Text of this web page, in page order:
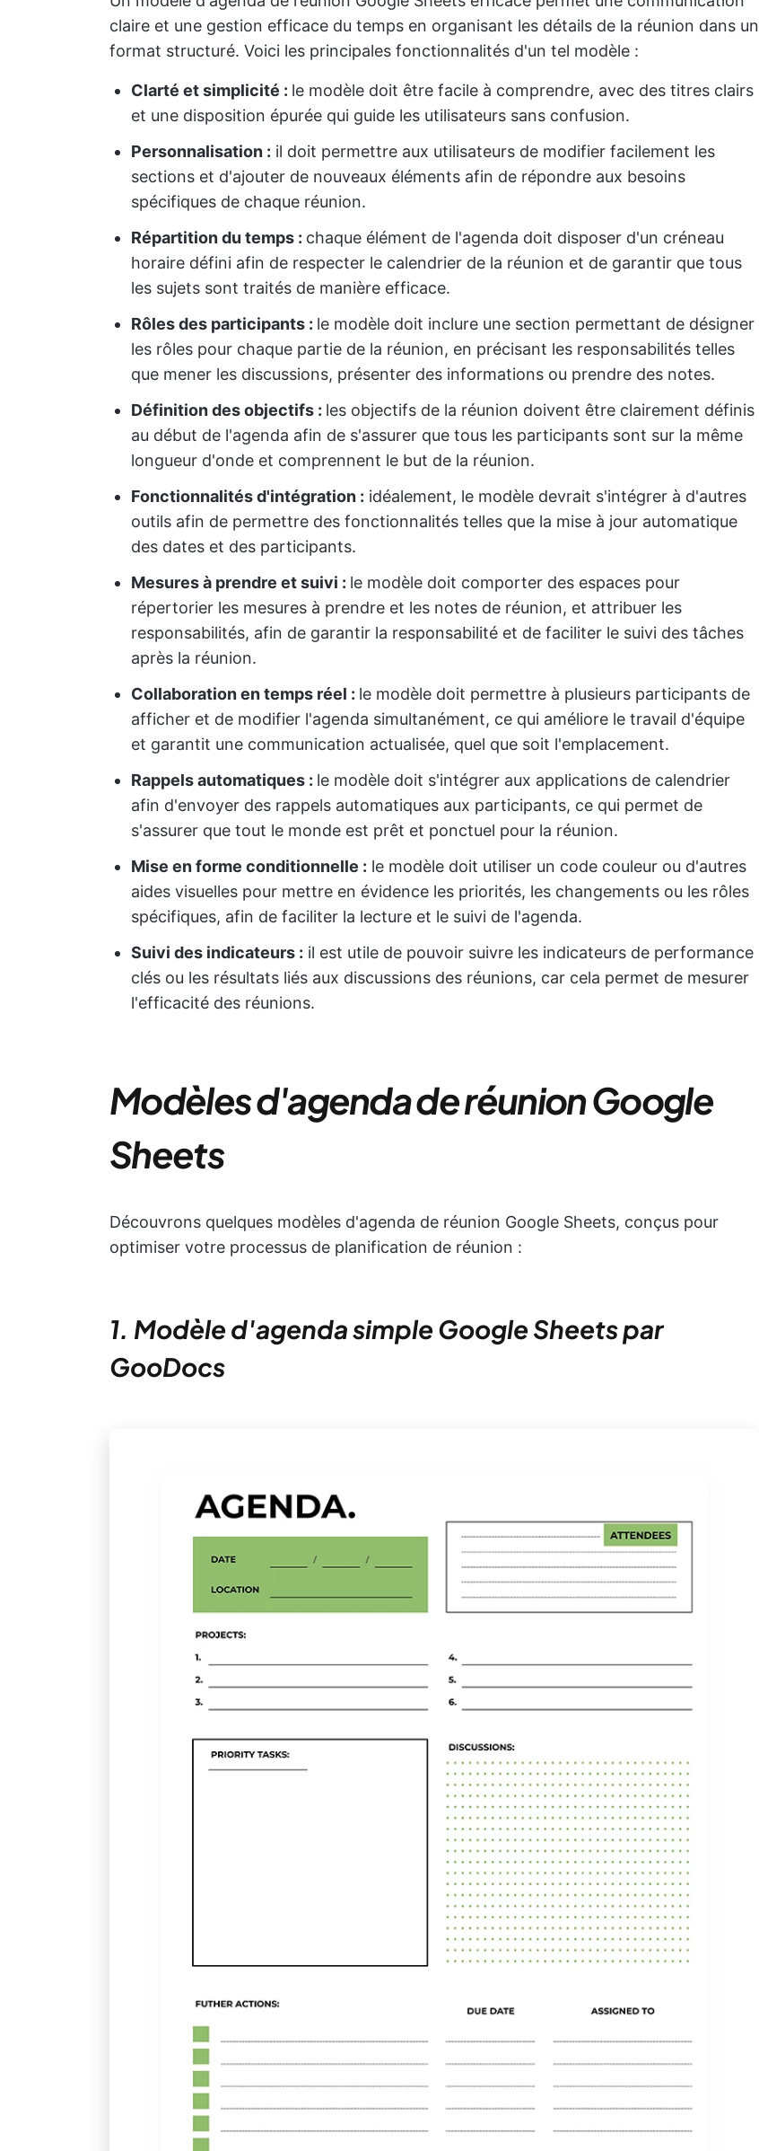
claire et une gestion efficace du temps en organisant les détails de la réunion dans un
format structuré. Voici les principales fonctionnalités d'un tel modèle :
Clarté et simplicité : le modèle doit être facile à comprendre, avec des titres clairs
et une disposition épurée qui guide les utilisateurs sans confusion.
Personnalisation : il doit permettre aux utilisateurs de modifier facilement les
sections et d'ajouter de nouveaux éléments afin de répondre aux besoins
spécifiques de chaque réunion.
Répartition du temps : chaque élément de l'agenda doit disposer d'un créneau
horaire défini afin de respecter le calendrier de la réunion et de garantir que tous
les sujets sont traités de manière efficace.
Rôles des participants : le modèle doit inclure une section permettant de désigner
les rôles pour chaque partie de la réunion, en précisant les responsabilités telles
que mener les discussions, présenter des informations ou prendre des notes.
Définition des objectifs : les objectifs de la réunion doivent être clairement définis
au début de l'agenda afin de s'assurer que tous les participants sont sur la même
longueur d'onde et comprennent le but de la réunion.
Fonctionnalités d'intégration : idéalement, le modèle devrait s'intégrer à d'autres
outils afin de permettre des fonctionnalités telles que la mise à jour automatique
des dates et des participants.
Mesures à prendre et suivi : le modèle doit comporter des espaces pour
répertorier les mesures à prendre et les notes de réunion, et attribuer les
responsabilités, afin de garantir la responsabilité et de faciliter le suivi des tâches
après la réunion.
Collaboration en temps réel : le modèle doit permettre à plusieurs participants de
afficher et de modifier l'agenda simultanément, ce qui améliore le travail d'équipe
et garantit une communication actualisée, quel que soit l'emplacement.
Rappels automatiques : le modèle doit s'intégrer aux applications de calendrier
afin d'envoyer des rappels automatiques aux participants, ce qui permet de
s'assurer que tout le monde est prêt et ponctuel pour la réunion.
Mise en forme conditionnelle : le modèle doit utiliser un code couleur ou d'autres
aides visuelles pour mettre en évidence les priorités, les changements ou les rôles
spécifiques, afin de faciliter la lecture et le suivi de l'agenda.
Suivi des indicateurs : il est utile de pouvoir suivre les indicateurs de performance
clés ou les résultats liés aux discussions des réunions, car cela permet de mesurer
l'efficacité des réunions.
Modèles d'agenda de réunion Google
Sheets
Découvrons quelques modèles d'agenda de réunion Google Sheets, conçus pour
optimiser votre processus de planification de réunion :
1. Modèle d'agenda simple Google Sheets par
GooDocs